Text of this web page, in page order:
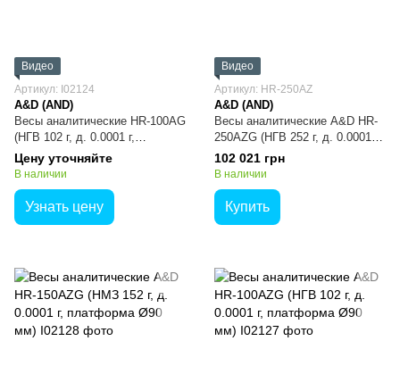
Видео
Артикул: I02124
A&D (AND)
Весы аналитические HR-100AG
(НГВ 102 г, д. 0.0001 г,
платформа Ø90 мм)
Цену уточняйте
В наличии
Узнать цену
Видео
Артикул: HR-250AZ
A&D (AND)
Весы аналитические A&D HR-
250AZG (НГВ 252 г, д. 0.0001 г,
платформа Ø90 мм)
102 021 грн
В наличии
Купить